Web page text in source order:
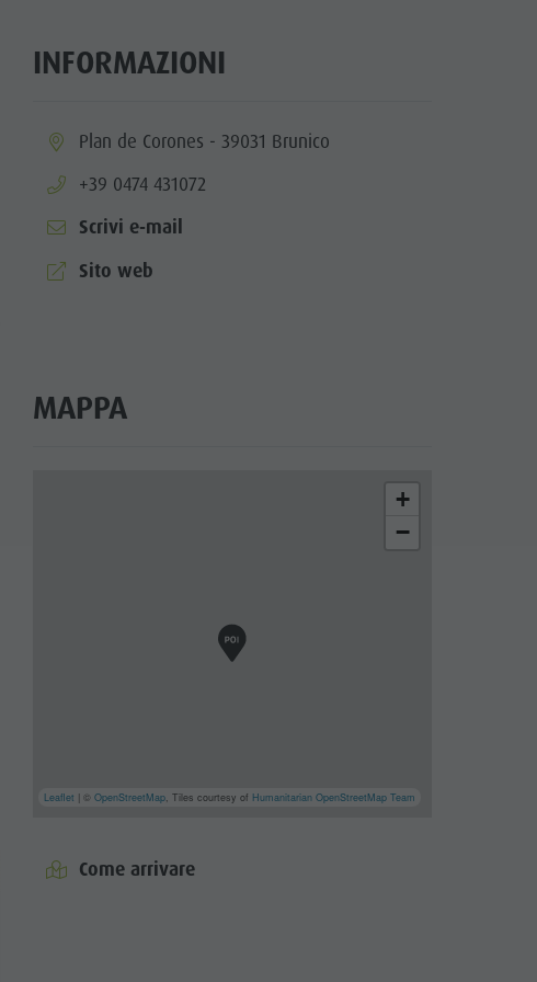
INFORMAZIONI
aria.location:
Plan de Corones - 39031 Brunico
aria.phone:
+39 0474 431072
Scrivi e-mail
aria.website:
Sito web
MAPPA
+
−
Leaflet | ©OpenStreetMap, Tiles courtesy of Humanitarian OpenStreetMap Team
Come arrivare